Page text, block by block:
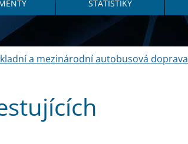
STATISTIKY
a mezinárodní autobusová doprava